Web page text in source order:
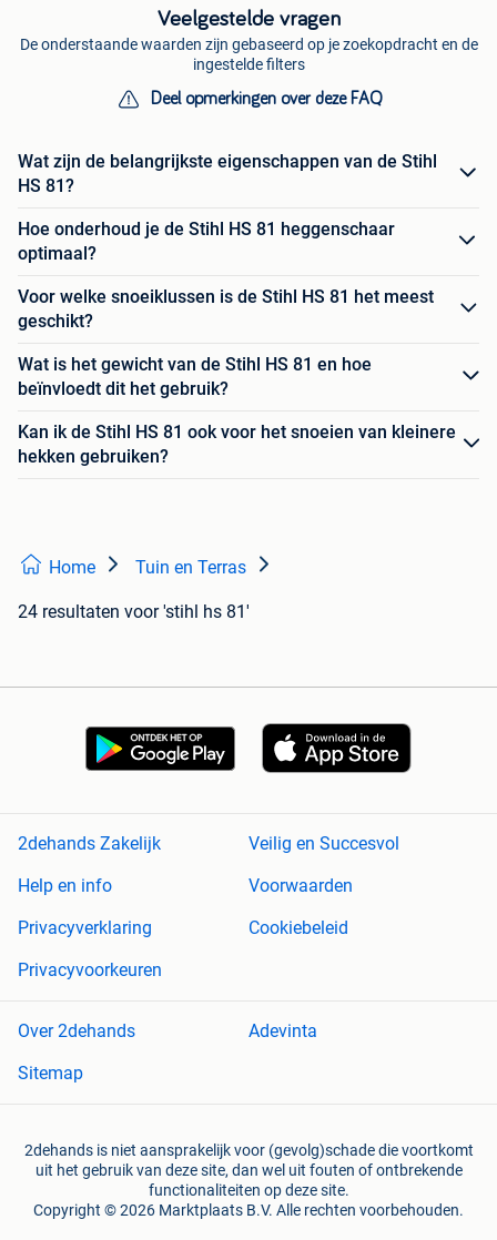
Veelgestelde vragen
De onderstaande waarden zijn gebaseerd op je zoekopdracht en de
ingestelde filters
Deel opmerkingen over deze FAQ
Wat zijn de belangrijkste eigenschappen van de Stihl
HS 81?
Hoe onderhoud je de Stihl HS 81 heggenschaar
optimaal?
Voor welke snoeiklussen is de Stihl HS 81 het meest
geschikt?
Wat is het gewicht van de Stihl HS 81 en hoe
beïnvloedt dit het gebruik?
Kan ik de Stihl HS 81 ook voor het snoeien van kleinere
hekken gebruiken?
Home Tuin en Terras
24 resultaten voor 'stihl hs 81'
2dehands Zakelijk
Veilig en Succesvol
Help en info
Voorwaarden
Privacyverklaring
Cookiebeleid
Privacyvoorkeuren
Over 2dehands
Adevinta
Sitemap
2dehands is niet aansprakelijk voor (gevolg)schade die voortkomt
uit het gebruik van deze site, dan wel uit fouten of ontbrekende
functionaliteiten op deze site.
Copyright © 2026 Marktplaats B.V. Alle rechten voorbehouden.